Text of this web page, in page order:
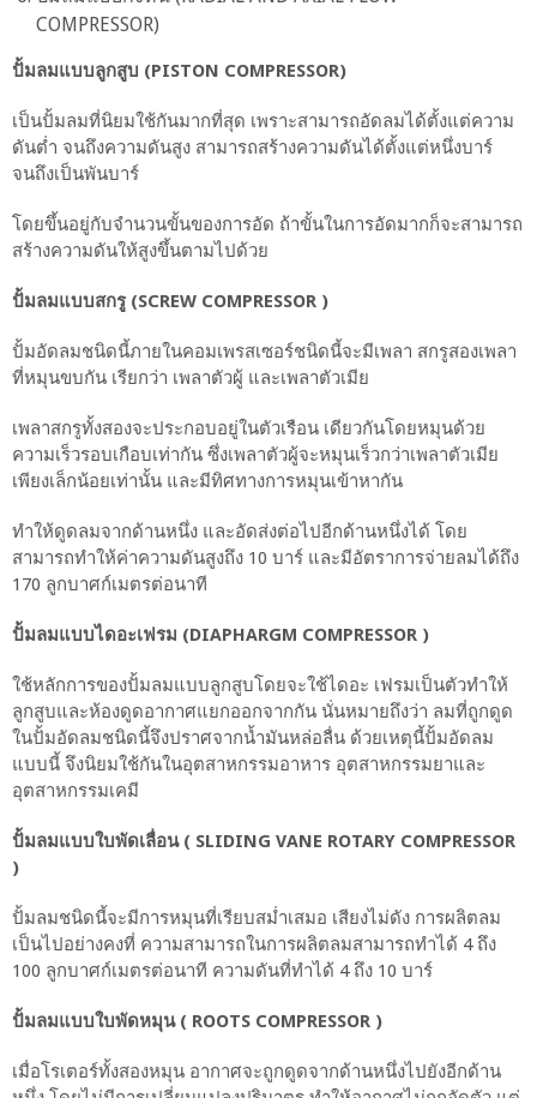
COMPRESSOR)
ปั้มลมแบบลูกสูบ (PISTON COMPRESSOR)
เป็นปั้มลมที่นิยมใช้กันมากที่สุด เพราะสามารถอัดลมได้ตั้งแต่ความ
ดันต่ำ จนถึงความดันสูง สามารถสร้างความดันได้ตั้งแต่หนึ่งบาร์
จนถึงเป็นพันบาร์
โดยขึ้นอยู่กับจำนวนขั้นของการอัด ถ้าขั้นในการอัดมากก็จะสามารถ
สร้างความดันให้สูงขึ้นตามไปด้วย
ปั้มลมแบบสกรู (SCREW COMPRESSOR )
ปั้มอัดลมชนิดนี้ภายในคอมเพรสเซอร์ชนิดนี้จะมีเพลา สกรูสองเพลา
ที่หมุนขบกัน เรียกว่า เพลาตัวผู้ และเพลาตัวเมีย
เพลาสกรูทั้งสองจะประกอบอยู่ในตัวเรือน เดียวกันโดยหมุนด้วย
ความเร็วรอบเกือบเท่ากัน ซึ่งเพลาตัวผู้จะหมุนเร็วกว่าเพลาตัวเมีย
เพียงเล็กน้อยเท่านั้น และมีทิศทางการหมุนเข้าหากัน
ทำให้ดูดลมจากด้านหนึ่ง และอัดส่งต่อไปอีกด้านหนึ่งได้ โดย
สามารถทำให้ค่าความดันสูงถึง 10 บาร์ และมีอัตราการจ่ายลมได้ถึง
170 ลูกบาศก์เมตรต่อนาที
ปั้มลมแบบไดอะเฟรม (DIAPHARGM COMPRESSOR )
ใช้หลักการของปั้มลมแบบลูกสูบโดยจะใช้ไดอะ เฟรมเป็นตัวทำให้
ลูกสูบและห้องดูดอากาศแยกออกจากกัน นั่นหมายถึงว่า ลมที่ถูกดูด
ในปั้มอัดลมชนิดนี้จึงปราศจากน้ำมันหล่อลื่น ด้วยเหตุนี้ปั้มอัดลม
แบบนี้ จึงนิยมใช้กันในอุตสาหกรรมอาหาร อุตสาหกรรมยาและ
อุตสาหกรรมเคมี
ปั้มลมแบบใบพัดเลื่อน ( SLIDING VANE ROTARY COMPRESSOR
)
ปั้มลมชนิดนี้จะมีการหมุนที่เรียบสม่ำเสมอ เสียงไม่ดัง การผลิตลม
เป็นไปอย่างคงที่ ความสามารถในการผลิตลมสามารถทำได้ 4 ถึง
100 ลูกบาศก์เมตรต่อนาที ความดันที่ทำได้ 4 ถึง 10 บาร์
ปั้มลมแบบใบพัดหมุน ( ROOTS COMPRESSOR )
เมื่อโรเตอร์ทั้งสองหมุน อากาศจะถูกดูดจากด้านหนึ่งไปยังอีกด้าน